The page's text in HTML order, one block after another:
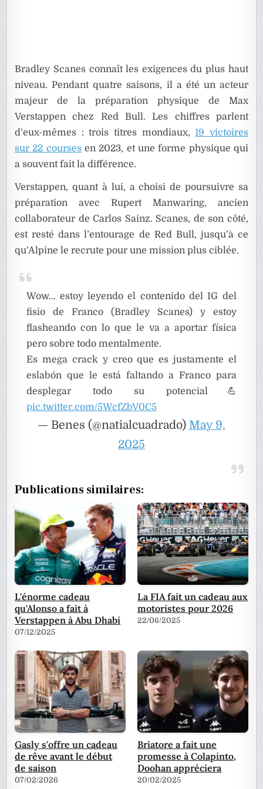
Bradley Scanes connaît les exigences du plus haut
niveau. Pendant quatre saisons, il a été un acteur
majeur de la préparation physique de Max
Verstappen chez Red Bull. Les chiffres parlent
d’eux-mêmes : trois titres mondiaux,19 victoires
sur 22 coursesen 2023, et une forme physique qui
a souvent fait la différence.
Verstappen, quant à lui, a choisi de poursuivre sa
préparation avec Rupert Manwaring, ancien
collaborateur de Carlos Sainz. Scanes, de son côté,
est resté dans l’entourage de Red Bull, jusqu’à ce
qu’Alpine le recrute pour une mission plus ciblée.
Wow… estoy leyendo el contenido del IG del
fisio de Franco (Bradley Scanes) y estoy
flasheando con lo que le va a aportar física
pero sobre todo mentalmente.
Es mega crack y creo que es justamente el
eslabón que le está faltando a Franco para
desplegar todo su potencial💪
pic.twitter.com/5WcfZbV0C5
— Benes (@natialcuadrado) May 9,
2025
Publications similaires:
L'énorme cadeau
qu'Alonso a fait à
Verstappen à Abu Dhabi
07/12/2025
La FIA fait un cadeau aux
motoristes pour 2026
22/06/2025
Gasly s'offre un cadeau
de rêve avant le début
de saison
07/02/2026
Briatore a fait une
promesse à Colapinto,
Doohan appréciera
20/02/2025